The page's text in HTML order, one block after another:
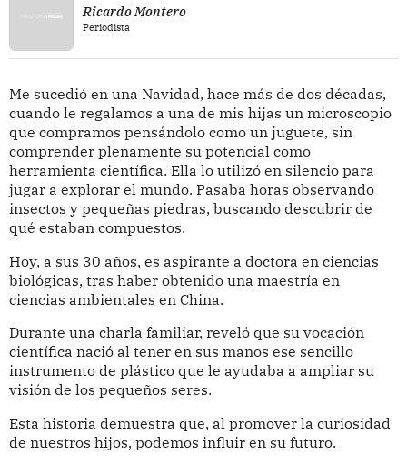
Ricardo Montero
Periodista
Me sucedió en una Navidad, hace más de dos décadas,
cuando le regalamos a una de mis hijas un microscopio
que compramos pensándolo como un juguete, sin
comprender plenamente su potencial como
herramienta científica. Ella lo utilizó en silencio para
jugar a explorar el mundo. Pasaba horas observando
insectos y pequeñas piedras, buscando descubrir de
qué estaban compuestos.
Hoy, a sus 30 años, es aspirante a doctora en ciencias
biológicas, tras haber obtenido una maestría en
ciencias ambientales en China.
Durante una charla familiar, reveló que su vocación
científica nació al tener en sus manos ese sencillo
instrumento de plástico que le ayudaba a ampliar su
visión de los pequeños seres.
Esta historia demuestra que, al promover la curiosidad
de nuestros hijos, podemos influir en su futuro.